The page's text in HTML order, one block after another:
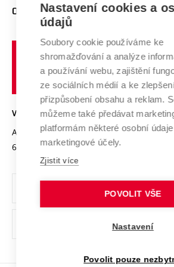
E-přihláška
Doktorské studium
Podpora podnikání
Mezinárodní vědecká rada
Systém zajišťování kvality výzkumu
Výzkumné infrastruktury
Transfer znalostí
Open Science
Projekty
Projekty ze strukturálních fondů
Specifický výzkum
Zahraniční spolupráce
Spolupráce se školami
Služby univerzity
Mezinárodní dohody
Univerzitní sítě
O UNIVERZITĚ
Profil univerzity
Udržitelná univerzita
Podnikavá univerzita / ContriBUTe
Bezpečná univerzita
Vyznamenání
Organizační struktura
Ochrana osobních údajů
odkaz)
VYSOKÉ UČENÍ TECHNICKÉ V BRNĚ
Antonínská 548/1
602 00 Brno
www.vut.cz
vut@vutbr.cz
Nastavení cookies a
údajů
Soubory cookie používáme ke
shromažďování a analýze
a používání webu, zajištění
ze sociálních médií a ke
přizpůsobení obsahu a reklam.
můžeme také předávat
platformám některé osobní
marketingové účely.
Zjistit více
POVOLIT VŠE
Nastavení
Povolit pouze